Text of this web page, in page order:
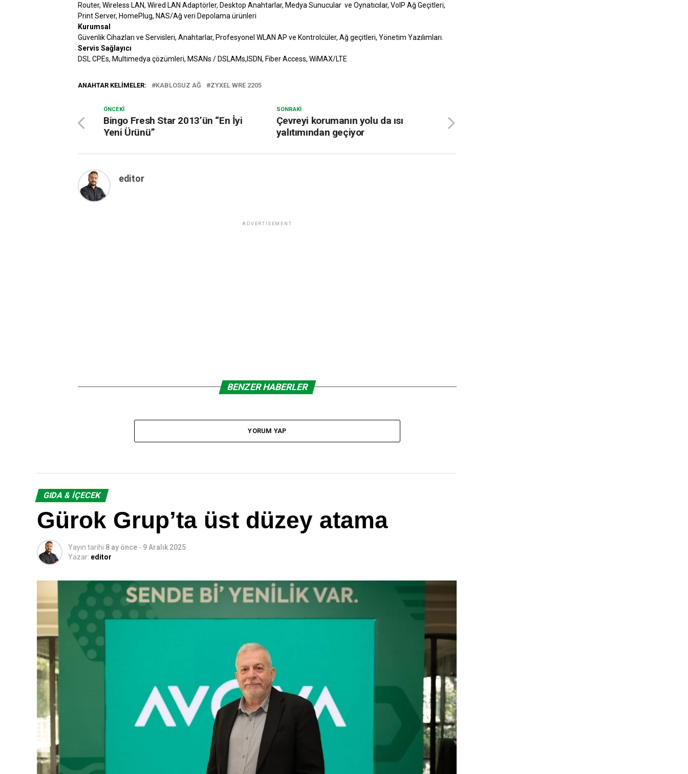
Router, Wireless LAN, Wired LAN Adaptörler, Desktop Anahtarlar, Medya Sunucular ve Oynatıcılar, VoIP Ağ Geçitleri,
Print Server, HomePlug, NAS/Ağ veri Depolama ürünleri
Kurumsal
Güvenlik Cihazları ve Servisleri, Anahtarlar, Profesyonel WLAN AP ve Kontrolcüler, Ağ geçitleri, Yönetim Yazılımları.
Servis Sağlayıcı
DSL CPEs, Multimedya çözümleri, MSANs / DSLAMs,ISDN, Fiber Access, WiMAX/LTE
ANAHTAR KELIMELER: KABLOSUZ AĞ ZYXEL WRE 2205
SONRAKI
Çevreyi korumanın yolu da ısı
yalıtımından geçiyor
ÖNCEKI
Bingo Fresh Star 2013’ün “En İyi
Yeni Ürünü”
editor
ADVERTISEMENT
BENZER HABERLER
YORUM YAP
GIDA & İÇECEK
Gürok Grup’ta üst düzey atama
Yayın tarihi 8 ay önce - 9 Aralık 2025
Yazar: editor